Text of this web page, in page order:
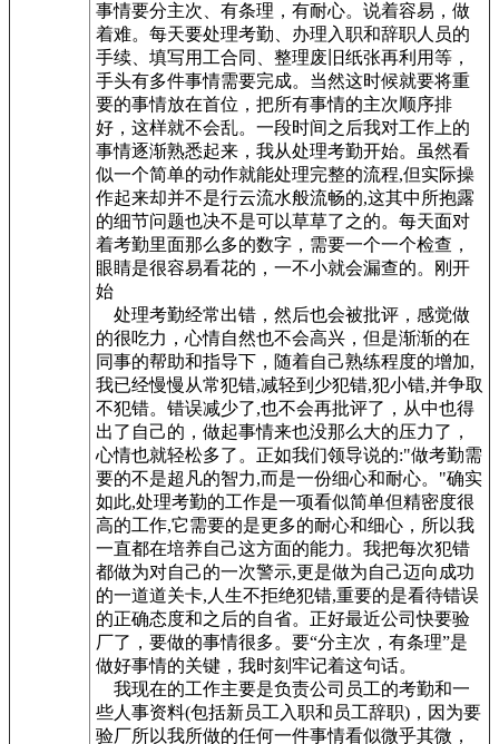
事情要分主次、有条理，有耐心。说着容易，做
着难。每天要处理考勤、办理入职和辞职人员的
手续、填写用工合同、整理废旧纸张再利用等，
手头有多件事情需要完成。当然这时候就要将重
要的事情放在首位，把所有事情的主次顺序排
好，这样就不会乱。一段时间之后我对工作上的
事情逐渐熟悉起来，我从处理考勤开始。虽然看
似一个简单的动作就能处理完整的流程,但实际操
作起来却并不是行云流水般流畅的,这其中所抱露
的细节问题也决不是可以草草了之的。每天面对
着考勤里面那么多的数字，需要一个一个检查，
眼睛是很容易看花的，一不小就会漏查的。刚开
始
处理考勤经常出错，然后也会被批评，感觉做
的很吃力，心情自然也不会高兴，但是渐渐的在
同事的帮助和指导下，随着自己熟练程度的增加,
我已经慢慢从常犯错,减轻到少犯错,犯小错,并争取
不犯错。错误减少了,也不会再批评了，从中也得
出了自己的，做起事情来也没那么大的压力了，
心情也就轻松多了。正如我们领导说的:"做考勤需
要的不是超凡的智力,而是一份细心和耐心。"确实
如此,处理考勤的工作是一项看似简单但精密度很
高的工作,它需要的是更多的耐心和细心，所以我
一直都在培养自己这方面的能力。我把每次犯错
都做为对自己的一次警示,更是做为自己迈向成功
的一道道关卡,人生不拒绝犯错,重要的是看待错误
的正确态度和之后的自省。正好最近公司快要验
厂了，要做的事情很多。要“分主次，有条理”是
做好事情的关键，我时刻牢记着这句话。
我现在的工作主要是负责公司员工的考勤和一
些人事资料(包括新员工入职和员工辞职)，因为要
验厂所以我所做的任何一件事情看似微乎其微，